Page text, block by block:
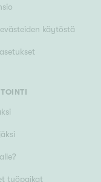
käytöstä
työpaikat